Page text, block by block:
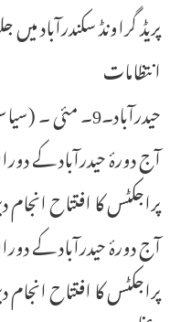
پریڈ گراونڈ سکندرآباد
انتظامات
حیدرآباد۔9۔
پراجکٹس کا افتتاح
پراجکٹس کا افتتاح